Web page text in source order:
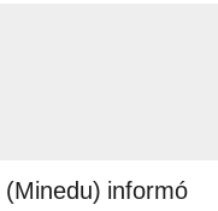
(Minedu) informó